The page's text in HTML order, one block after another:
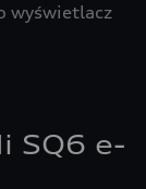
wyświetlacz
SQ6 e-